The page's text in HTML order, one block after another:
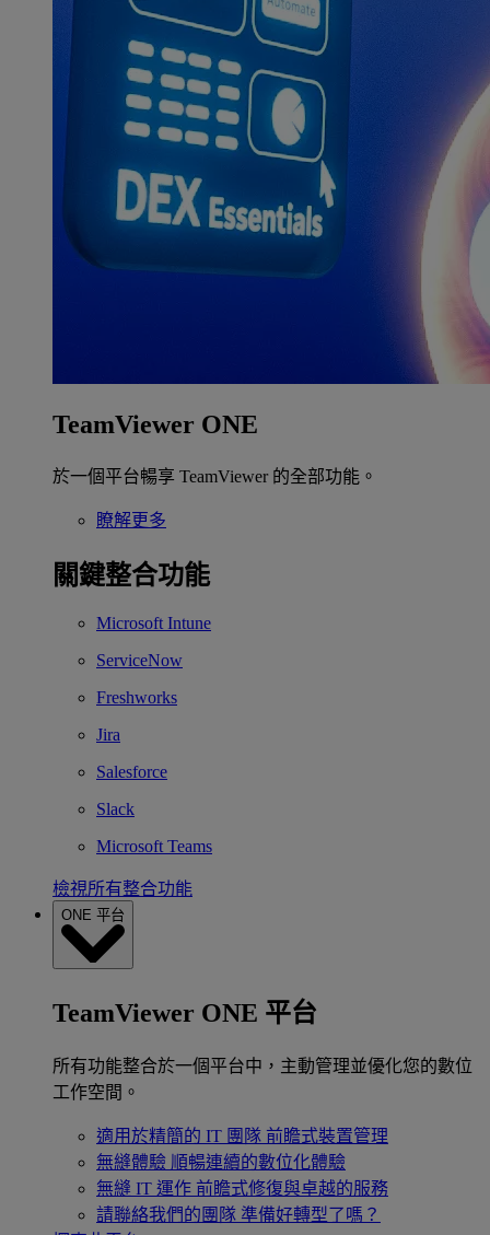
TeamViewer ONE
於一個平台暢享 TeamViewer 的全部功能。
瞭解更多
關鍵整合功能
Microsoft Intune
ServiceNow
Freshworks
Jira
Salesforce
Slack
Microsoft Teams
檢視所有整合功能
ONE 平台
TeamViewer ONE 平台
所有功能整合於一個平台中，主動管理並優化您的數位
工作空間。
適用於精簡的 IT 團隊 前瞻式裝置管理
無縫體驗 順暢連續的數位化體驗
無縫 IT 運作 前瞻式修復與卓越的服務
請聯絡我們的團隊 準備好轉型了嗎？